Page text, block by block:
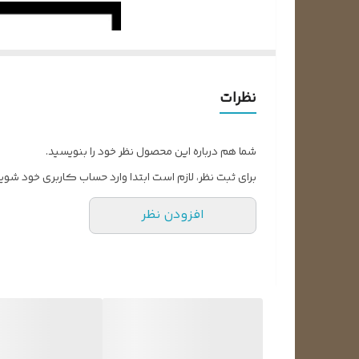
نظرات
شما هم درباره این محصول نظر خود را بنویسید.
برای ثبت نظر، لازم است ابتدا وارد حساب کاربری خود
افزودن نظر